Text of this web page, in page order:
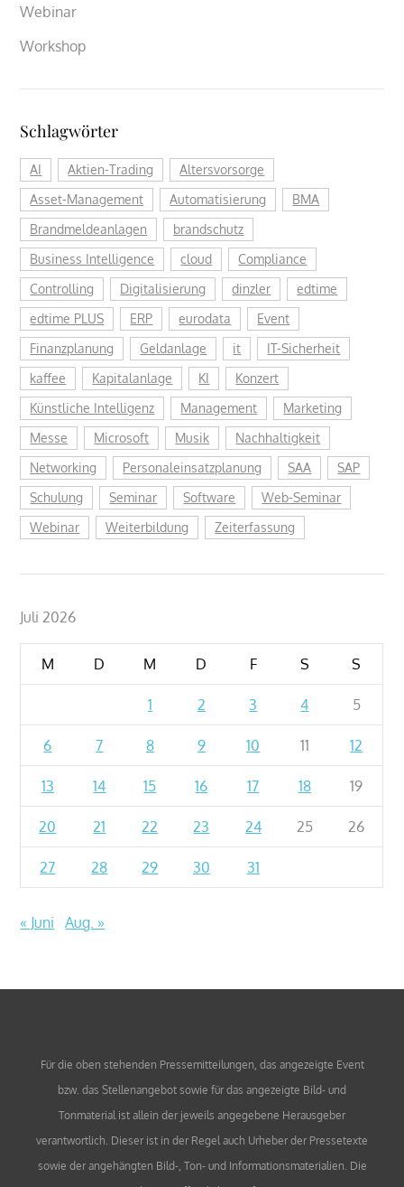
Webinar
Workshop
Schlagwörter
AI Aktien-Trading
Altersvorsorge
Asset-Management
Automatisierung
BMA
Brandmeldeanlagen
brandschutz
Business Intelligence
cloud
Compliance
Controlling
Digitalisierung dinzler
edtime
edtime PLUS
ERP eurodata
Event
Finanzplanung
Geldanlage it
IT-Sicherheit
kaffee
Kapitalanlage KI
Konzert
Künstliche Intelligenz
Management
Marketing
Messe
Microsoft Musik
Nachhaltigkeit
Networking
Personaleinsatzplanung SAA
SAP
Schulung
Seminar Software
Web-Seminar
Webinar
Weiterbildung Zeiterfassung
Juli 2026
M D M D F S S
1 2 3 4 5
6 7 8 9 10 11 12
13 14 15 16 17 18 19
20 21 22 23 24 25 26
27 28 29 30 31
« Juni Aug. »
Für die oben stehenden Pressemitteilungen, das angezeigte Event
bzw. das Stellenangebot sowie für das angezeigte Bild- und
Tonmaterial ist allein der jeweils angegebene Herausgeber
verantwortlich. Dieser ist in der Regel auch Urheber der Pressetexte
sowie der angehängten Bild-, Ton- und Informationsmaterialien. Die